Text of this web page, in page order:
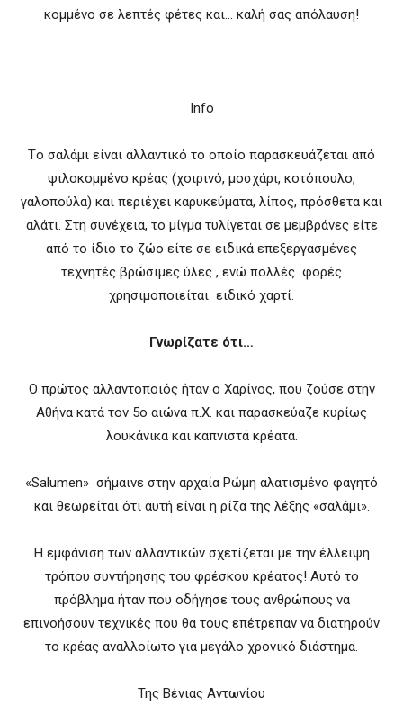
κομμένο σε λεπτές φέτες και… καλή σας απόλαυση!
Info
Tο σαλάμι είναι αλλαντικό το οποίο παρασκευάζεται από
ψιλοκομμένο κρέας (χοιρινό, μοσχάρι, κοτόπουλο,
γαλοπούλα) και περιέχει καρυκεύματα, λίπος, πρόσθετα και
αλάτι. Στη συνέχεια, το μίγμα τυλίγεται σε μεμβράνες είτε
από το ίδιο το ζώο είτε σε ειδικά επεξεργασμένες
τεχνητές βρώσιμες ύλες , ενώ πολλές φορές
χρησιμοποιείται ειδικό χαρτί.
Γνωρίζατε ότι…
Ο πρώτος αλλαντοποιός ήταν ο Χαρίνος, που ζούσε στην
Αθήνα κατά τον 5ο αιώνα π.Χ. και παρασκεύαζε κυρίως
λουκάνικα και καπνιστά κρέατα.
«Salumen» σήμαινε στην αρχαία Ρώμη αλατισμένο φαγητό
και θεωρείται ότι αυτή είναι η ρίζα της λέξης «σαλάμι».
Η εμφάνιση των αλλαντικών σχετίζεται με την έλλειψη
τρόπου συντήρησης του φρέσκου κρέατος! Αυτό το
πρόβλημα ήταν που οδήγησε τους ανθρώπους να
επινοήσουν τεχνικές που θα τους επέτρεπαν να διατηρούν
το κρέας αναλλοίωτο για μεγάλο χρονικό διάστημα.
Της Βένιας Αντωνίου